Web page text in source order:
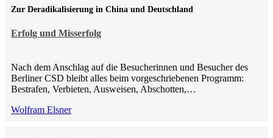
Erfolg und Misserfolg
Zur Deradikalisierung in China und Deutschland
Nach dem Anschlag auf die Besucherinnen und Besucher des
Berliner CSD bleibt alles beim vorgeschriebenen Programm:
Bestrafen, Verbieten, Ausweisen, Abschotten,…
Wolfram Elsner